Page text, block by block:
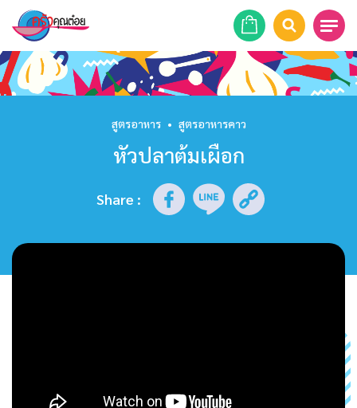
หน้าแรก
รายการย้อนหลัง
สูตรอาหาร • สูตรอาหารคาว
หัวปลาต้มเผือก
Share :